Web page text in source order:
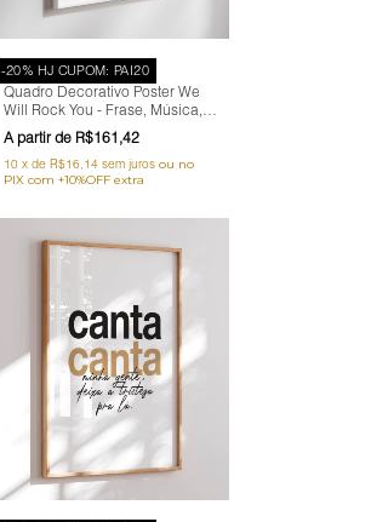
-20% HJ CUPOM: PAI20
Quadro Decorativo Poster We
Will Rock You - Frase, Música,
Banda, Rock, Queen
R$161,42
10 x de R$16,14 sem juros